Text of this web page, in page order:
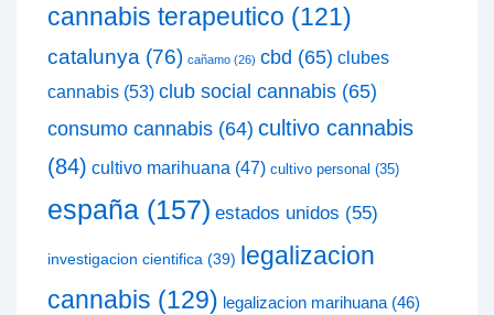
cannabis terapeutico (121)
catalunya (76) cañamo (26) cbd (65) clubes
cannabis (53) club social cannabis (65)
consumo cannabis (64) cultivo cannabis
(84) cultivo marihuana (47) cultivo personal (35)
españa (157) estados unidos (55)
investigacion cientifica (39) legalizacion
cannabis (129) legalizacion marihuana (46)